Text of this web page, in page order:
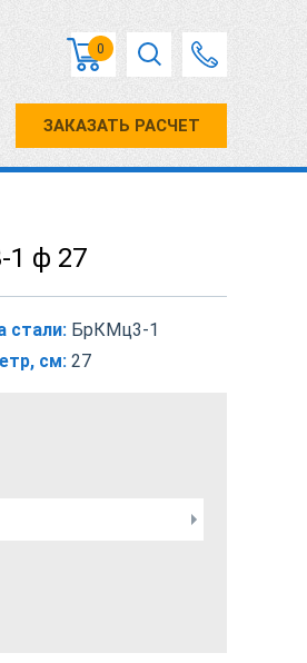
0
ЗАКАЗАТЬ РАСЧЕТ
1 ф 27
стали: БрКМц3-1
см: 27